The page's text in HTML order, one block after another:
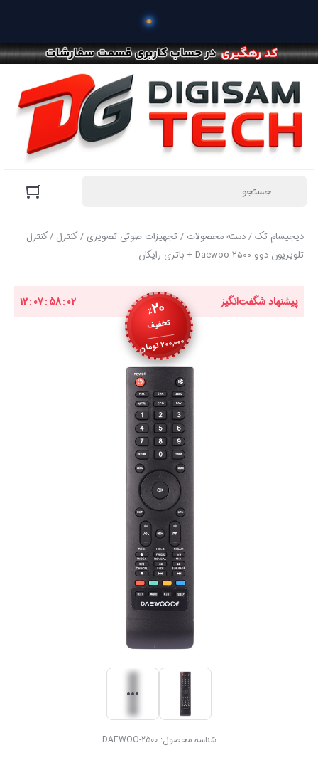
دیجیسام تک/دسته محصولات /تجهیزات صوتی تصویری /کنترل / کنترل
تلویزیون دوو Daewoo 2500 + باتری رایگان
پیشنهاد شگفت‌انگیز 12:07:58:01
٪20
تخفیف
200,000تومان
شناسه محصول:DAEWOO-2500
خرید محص